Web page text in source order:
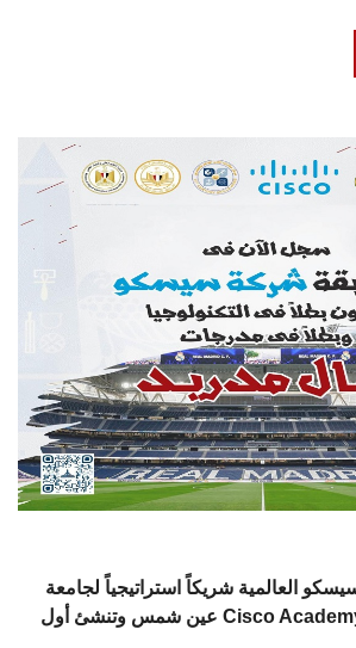
العالمية شريكاً استراتيجياً لجامعة
عين شمس وتنشئ أول Cisco Academy بالجامعة بحرم كلية